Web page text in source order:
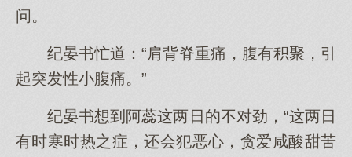
问。
纪晏书忙道：“肩背脊重痛，腹有积聚，引
起突发性小腹痛。”
纪晏书想到阿蕊这两日的不对劲，“这两日
有时寒时热之症，还会犯恶心，贪爱咸酸甜苦